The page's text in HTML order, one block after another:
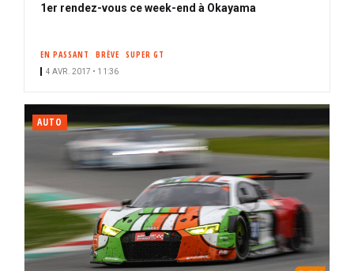
1er rendez-vous ce week-end à Okayama
EN PASSANT BRÈVE SUPER GT
4 AVR. 2017 • 11:36
AUTO